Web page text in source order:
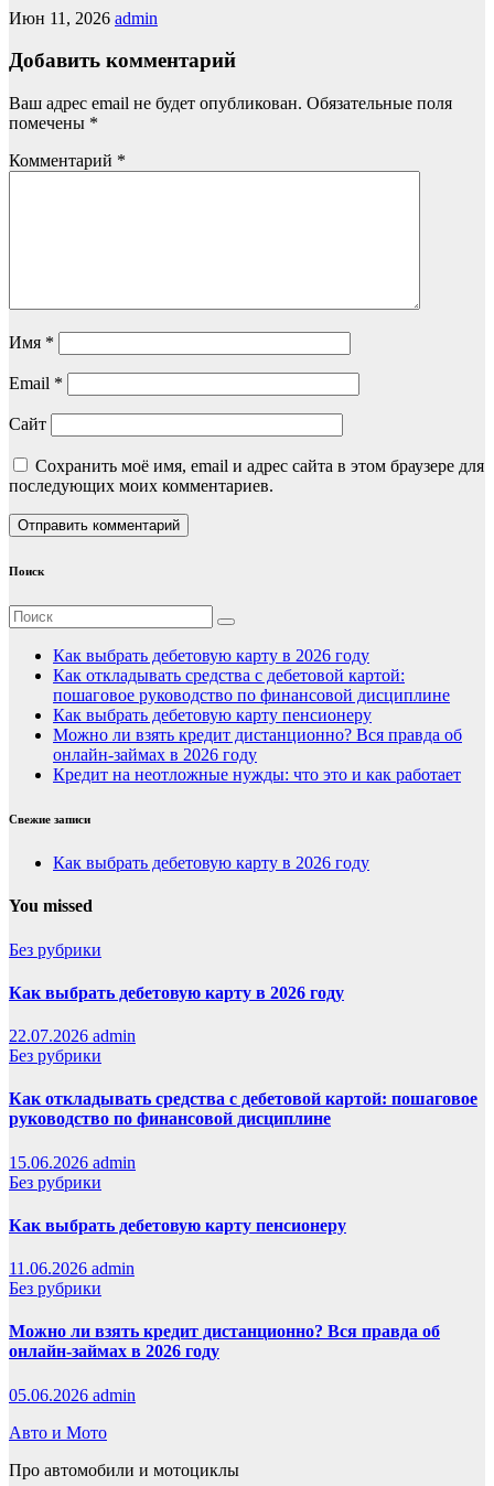
Июн 11, 2026 admin
Добавить комментарий
Ваш адрес email не будет опубликован. Обязательные поля
помечены *
Комментарий *
Имя *
Email *
Сайт
Сохранить моё имя, email и адрес сайта в этом браузере для
последующих моих комментариев.
Поиск
Как выбрать дебетовую карту в 2026 году
Как откладывать средства с дебетовой картой:
пошаговое руководство по финансовой дисциплине
Как выбрать дебетовую карту пенсионеру
Можно ли взять кредит дистанционно? Вся правда об
онлайн-займах в 2026 году
Кредит на неотложные нужды: что это и как работает
Свежие записи
Как выбрать дебетовую карту в 2026 году
You missed
Без рубрики
Как выбрать дебетовую карту в 2026 году
22.07.2026 admin
Без рубрики
Как откладывать средства с дебетовой картой: пошаговое
руководство по финансовой дисциплине
15.06.2026 admin
Без рубрики
Как выбрать дебетовую карту пенсионеру
11.06.2026 admin
Без рубрики
Можно ли взять кредит дистанционно? Вся правда об
онлайн-займах в 2026 году
05.06.2026 admin
Авто и Мото
Про автомобили и мотоциклы